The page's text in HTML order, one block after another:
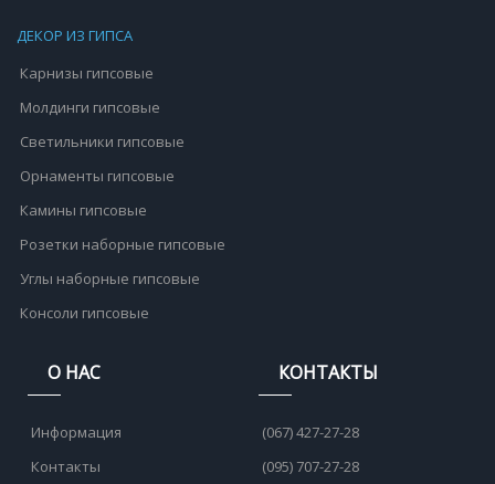
ДЕКОР ИЗ ГИПСА
Карнизы гипсовые
Молдинги гипсовые
Светильники гипсовые
Орнаменты гипсовые
Камины гипсовые
Розетки наборные гипсовые
Углы наборные гипсовые
Консоли гипсовые
О НАС
Информация
Контакты
КОНТАКТЫ
(067) 427-27-28
(095) 707-27-28